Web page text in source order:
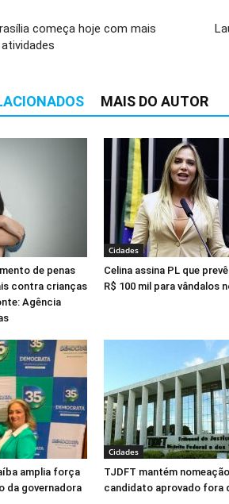
começa hoje com mais
MAIS DO AUTOR
de penas
contra crianças
Agência
Cidades
Celina assina PL que
R$ 100 mil para vândalos
amplia força
da governadora
Cidades
TJDFT mantém
candidato aprovado fora